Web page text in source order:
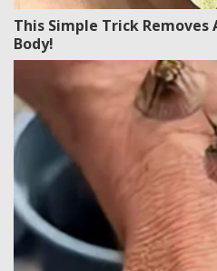
This Simple Trick Removes
Body!